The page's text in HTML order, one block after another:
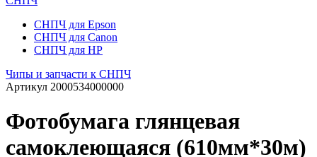
СНПЧ для Epson
СНПЧ для Canon
СНПЧ для HP
Чипы и запчасти к СНПЧ
Артикул 2000534000000
Фотобумага глянцевая
самоклеющаяся (610мм*30м)